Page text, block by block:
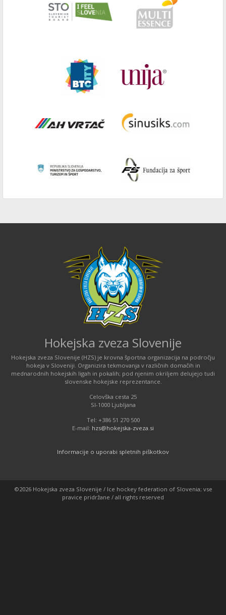
Hokejska zveza Slovenije
Hokejska zveza Slovenije (HZS) je krovna športna organizacija na področju
hokeja v Sloveniji. Organizira tekmovanja v različnih domačih in
mednarodnih hokejskih ligah in pokalih; pod njenim okriljem delujejo tudi
slovenske hokejske reprezentance.
Celovška cesta 25
SI-1000 Ljubljana
Tel: +386 51 270 500
E-mail: hzs@hokejska-zveza.si
Informacije o uporabi spletnih piškotkov
©2026 Hokejska zveza Slovenije / Ice hockey federation of Slovenia; vse
pravice pridržane / all rights reserved